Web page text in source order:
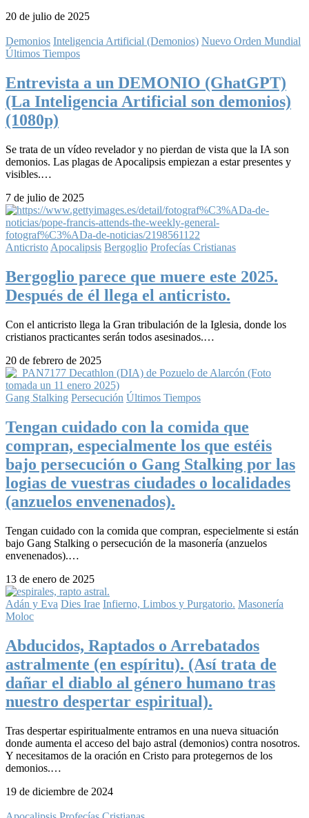
20 de julio de 2025
Demonios Inteligencia Artificial (Demonios) Nuevo Orden Mundial
Últimos Tiempos
Entrevista a un DEMONIO (GhatGPT)
(La Inteligencia Artificial son demonios)
(1080p)
Se trata de un vídeo revelador y no pierdan de vista que la IA son
demonios. Las plagas de Apocalipsis empiezan a estar presentes y
visibles.…
7 de julio de 2025
Anticristo Apocalipsis Bergoglio Profecías Cristianas
Bergoglio parece que muere este 2025.
Después de él llega el anticristo.
Con el anticristo llega la Gran tribulación de la Iglesia, donde los
cristianos practicantes serán todos asesinados.…
20 de febrero de 2025
Gang Stalking Persecución Últimos Tiempos
Tengan cuidado con la comida que
compran, especialmente los que estéis
bajo persecución o Gang Stalking por las
logias de vuestras ciudades o localidades
(anzuelos envenenados).
Tengan cuidado con la comida que compran, especielmente si están
bajo Gang Stalking o persecución de la masonería (anzuelos
envenenados).…
13 de enero de 2025
Adán y Eva Dies Irae Infierno, Limbos y Purgatorio. Masonería
Moloc
Abducidos, Raptados o Arrebatados
astralmente (en espíritu).​ (Así trata de
dañar el diablo al género humano tras
nuestro despertar espiritual).
Tras despertar espiritualmente entramos en una nueva situación
donde aumenta el acceso del bajo astral (demonios) contra nosotros.
Y necesitamos de la oración en Cristo para protegernos de los
demonios.…
19 de diciembre de 2024